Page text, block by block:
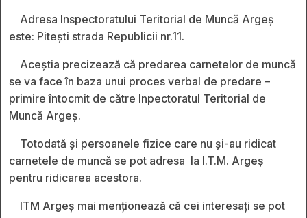
Adresa Inspectoratului Teritorial de Muncă Argeş
este: Pitești strada Republicii nr.11.
Aceștia precizează că predarea carnetelor de muncă
se va face în baza unui proces verbal de predare –
primire întocmit de către Inpectoratul Teritorial de
Muncă Argeș.
Totodată şi persoanele fizice care nu şi-au ridicat
carnetele de muncă se pot adresa la I.T.M. Argeş
pentru ridicarea acestora.
ITM Argeș mai menționează că cei interesați se pot